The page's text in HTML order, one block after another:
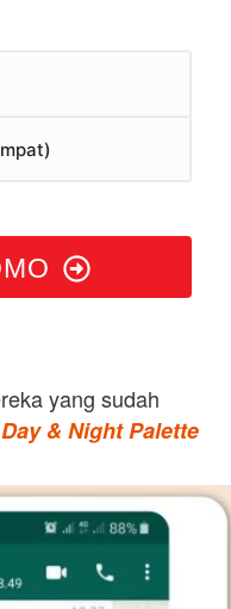
yang sudah
& Night Palette